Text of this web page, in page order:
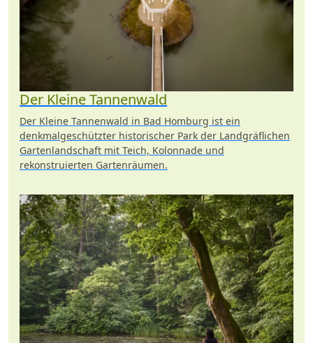
Der Kleine Tannenwald
Der Kleine Tannenwald in Bad Homburg ist ein
denkmalgeschützter historischer Park der Landgräflichen
Gartenlandschaft mit Teich, Kolonnade und
rekonstruierten Gartenräumen.